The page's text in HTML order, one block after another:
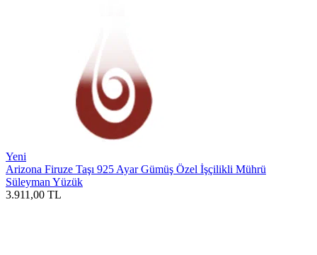
Yeni
Arizona Firuze Taşı 925 Ayar Gümüş Özel İşçilikli Mührü
Süleyman Yüzük
3.911,00 TL